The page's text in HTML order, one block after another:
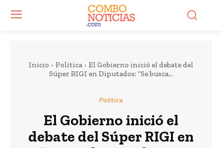
Inicio Política
El Gobierno inició el debate del
Súper RIGI en Diputados: “Se busca...
Política
El Gobierno inició el
debate del Súper RIGI en